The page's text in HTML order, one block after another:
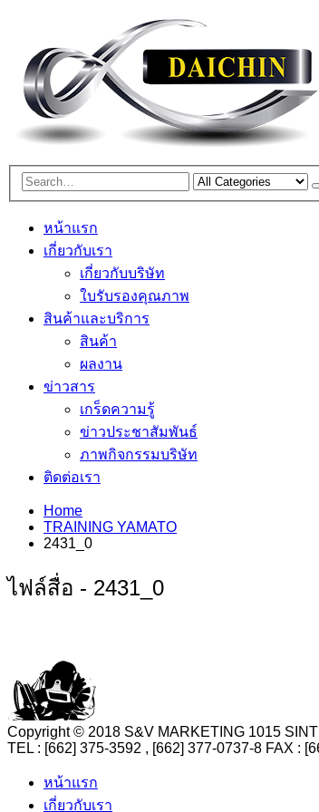
หน้าแรก
เกี่ยวกับเรา
เกี่ยวกับบริษัท
ใบรับรองคุณภาพ
สินค้าและบริการ
สินค้า
ผลงาน
ข่าวสาร
เกร็ดความรู้
ข่าวประชาสัมพันธ์
ภาพกิจกรรมบริษัท
ติดต่อเรา
Home
TRAINING YAMATO
2431_0
ไฟล์สื่อ - 2431_0
Copyright © 2018 S&V MARKETING 1015
TEL : [662] 375-3592 , [662] 377-0737-8 FAX :
หน้าแรก
เกี่ยวกับเรา